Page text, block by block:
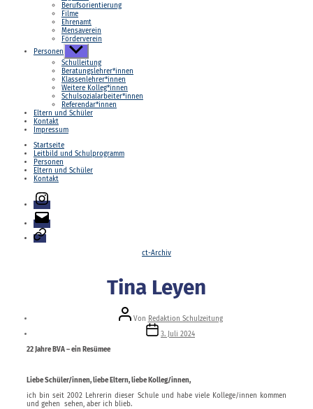
Berufsorientierung
Filme
Ehrenamt
Mensaverein
Förderverein
Personen
Untermenü
anzeigen
Schulleitung
Beratungslehrer*innen
Klassenlehrer*innen
Weitere Kolleg*innen
Schulsozialarbeiter*innen
Referendar*innen
Eltern und Schüler
Kontakt
Impressum
Startseite
Leitbild und Schulprogramm
Personen
Eltern und Schüler
Kontakt
Instagram
E-
Mail
Login
Kategorien
ct-Archiv
Tina Leyen
Beitragsautor
Von Redaktion Schulzeitung
Veröffentlichungsdatum
3. Juli 2024
22 Jahre BVA – ein Resümee
Liebe Schüler/innen, liebe Eltern, liebe Kolleg/innen,
ich bin seit 2002 Lehrerin dieser Schule und habe viele Kollege/innen kommen
und gehen sehen, aber ich blieb.